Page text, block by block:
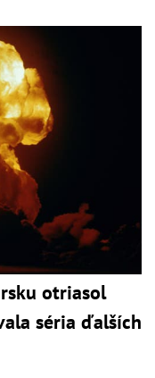
otriasol
séria ďalších